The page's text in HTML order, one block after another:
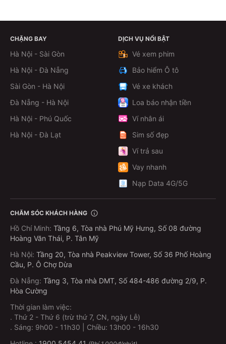
ĐẶT VÉ NGAY
CHẶNG BAY
Hà Nội - Sài Gòn
Hà Nội - Đà Nẵng
Sài Gòn - Hà Nội
Đà Nẵng - Hà Nội
Hà Nội - Phú Quốc
Hà Nội - Đà Lạt
DỊCH VỤ NỔI BẬT
Vé xem phim
Bảo hiểm Ô tô
Vé xe khách
Loa báo nhận tiền
Ví nhân ái
Sim số đẹp
Ví trả sau
Vay nhanh
Nạp Data 4G/5G
CHĂM SÓC KHÁCH HÀNG
Hồ Chí Minh: Tầng 6, Tòa nhà Phú Mỹ Hưng, Số 08 đường
Hoàng Văn Thái, P. Tân Mỹ
Hà Nội: Tầng 20, Tòa nhà Peakview Tower, Số 36 Phố Hoàng
Cầu, P. Ô Chợ Dừa
Đà Nẵng: Tầng 3, Tòa nhà DMT, Số 484-486 đường 2/9, P.
Hòa Cường
Thời gian làm việc:
. Thứ 2 - Thứ 6 (trừ thứ 7, CN, ngày Lễ)
. Sáng: 9h00 - 11h30 | Chiều: 13h00 - 16h30